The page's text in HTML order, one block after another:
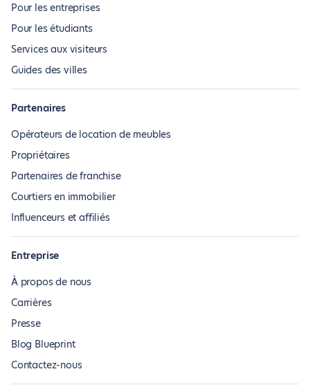
Pour les entreprises
Pour les étudiants
Services aux visiteurs
Guides des villes
Partenaires
Opérateurs de location de meubles
Propriétaires
Partenaires de franchise
Courtiers en immobilier
Influenceurs et affiliés
Entreprise
À propos de nous
Carrières
Presse
Blog Blueprint
Contactez-nous